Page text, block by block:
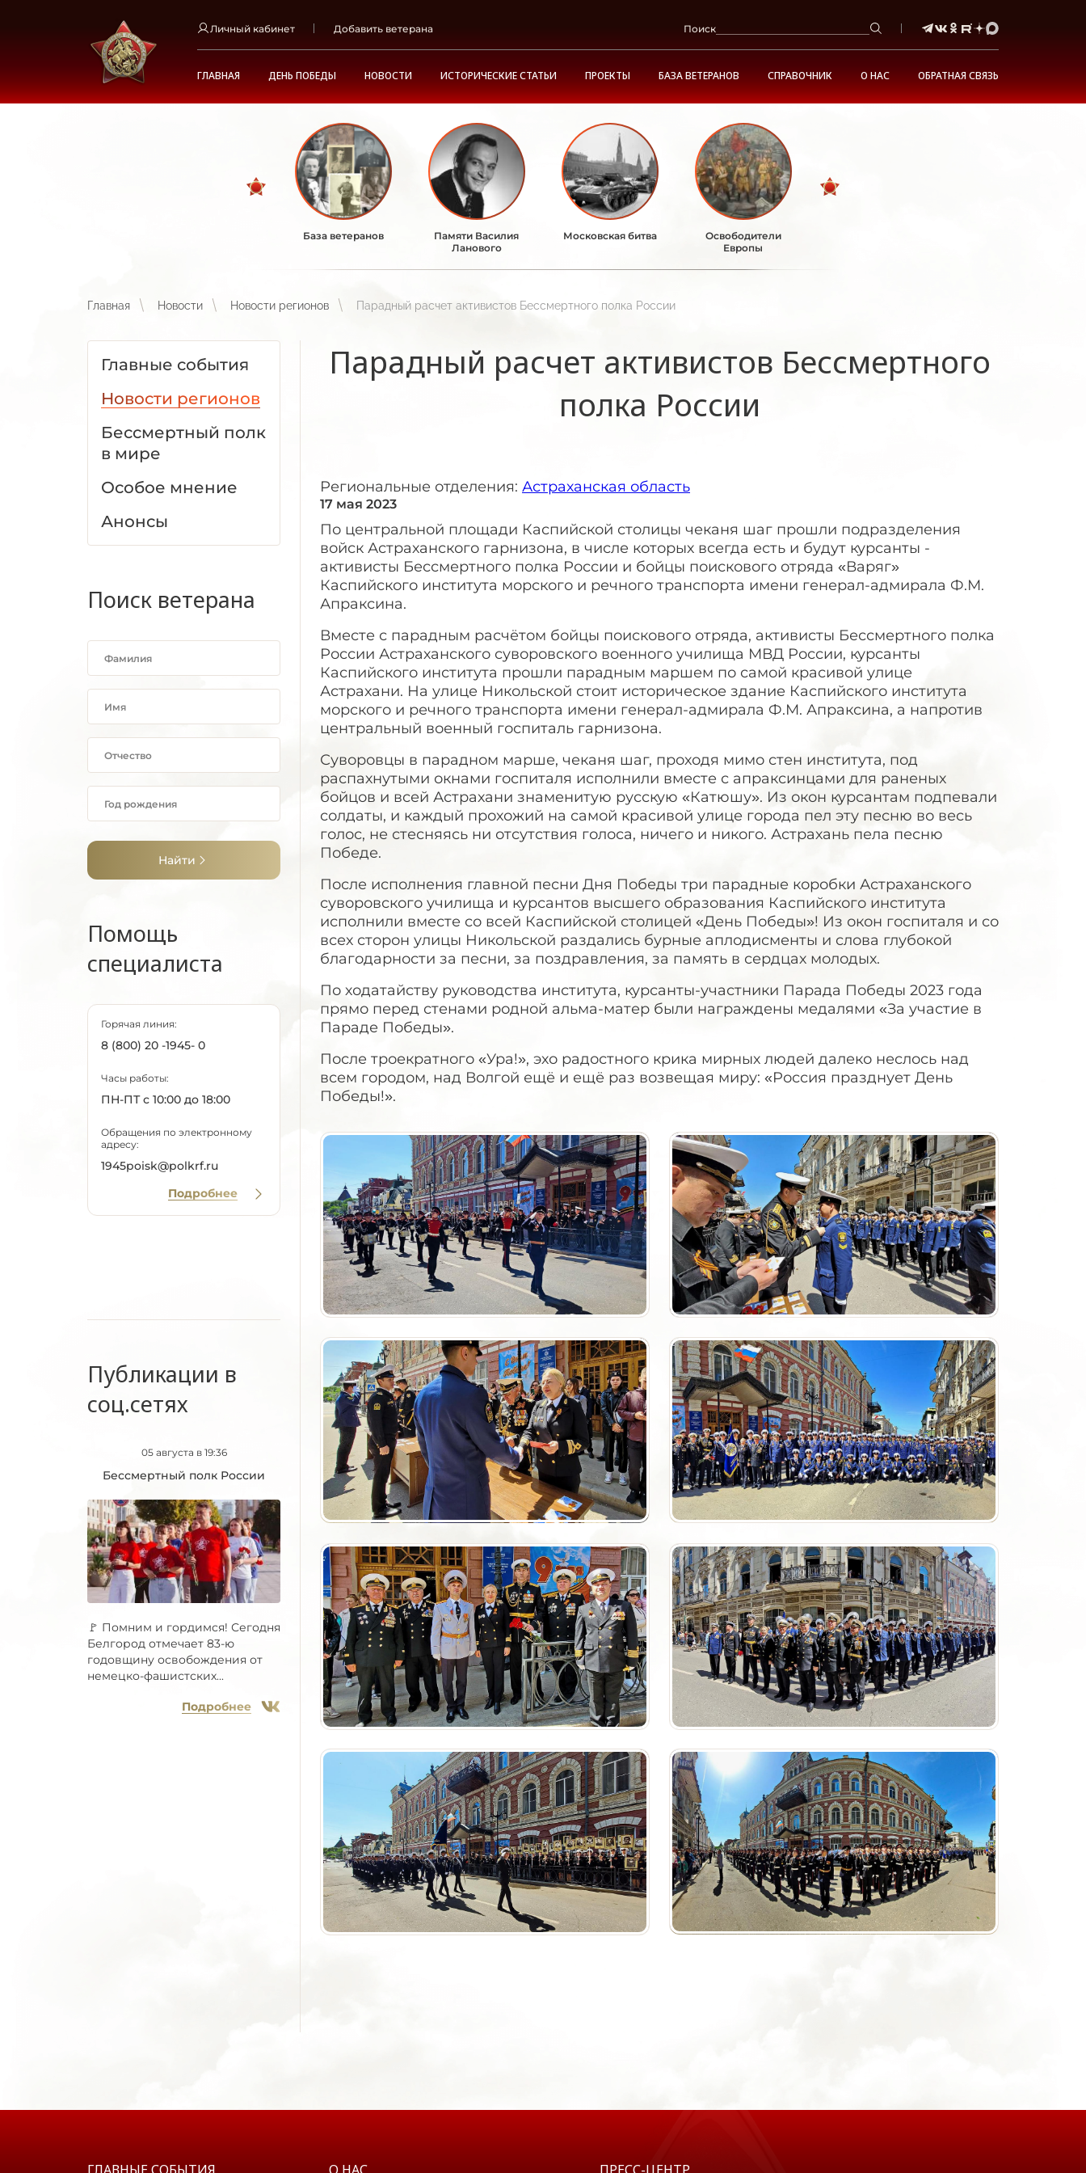
Личный кабинет Добавить ветерана Поиск
ГЛАВНАЯ ДЕНЬ ПОБЕДЫ НОВОСТИ ИСТОРИЧЕСКИЕ СТАТЬИ ПРОЕКТЫ БАЗА ВЕТЕРАНОВ СПРАВОЧНИК О НАС ОБРАТНАЯ СВЯЗЬ
База ветеранов
Памяти Василия
Ланового
Московская битва
Освободители
Европы
Главная Новости Новости регионов Парадный расчет активистов Бессмертного полка России
Главные события
Новости регионов
Бессмертный полк
в мире
Особое мнение
Анонсы
Поиск ветерана
Найти
Помощь
специалиста
Горячая линия:
8 (800) 20 -1945- 0
Часы работы:
ПН-ПТ с 10:00 до 18:00
Обращения по электронному
адресу:
1945poisk@polkrf.ru
Подробнее
Публикации в
соц.сетях
05 августа в 19:36
Бессмертный полк России
🚩 Помним и гордимся! Сегодня
Белгород отмечает 83-ю
годовщину освобождения от
немецко-фашистских...
Подробнее
Парадный расчет активистов Бессмертного
полка России
Региональные отделения: Астраханская область
17 мая 2023
По центральной площади Каспийской столицы чеканя шаг прошли подразделения
войск Астраханского гарнизона, в числе которых всегда есть и будут курсанты -
активисты Бессмертного полка России и бойцы поискового отряда «Варяг»
Каспийского института морского и речного транспорта имени генерал-адмирала Ф.М.
Апраксина.
Вместе с парадным расчётом бойцы поискового отряда, активисты Бессмертного полка
России Астраханского суворовского военного училища МВД России, курсанты
Каспийского института прошли парадным маршем по самой красивой улице
Астрахани. На улице Никольской стоит историческое здание Каспийского института
морского и речного транспорта имени генерал-адмирала Ф.М. Апраксина, а напротив
центральный военный госпиталь гарнизона.
Суворовцы в парадном марше, чеканя шаг, проходя мимо стен института, под
распахнутыми окнами госпиталя исполнили вместе с апраксинцами для раненых
бойцов и всей Астрахани знаменитую русскую «Катюшу». Из окон курсантам подпевали
солдаты, и каждый прохожий на самой красивой улице города пел эту песню во весь
голос, не стесняясь ни отсутствия голоса, ничего и никого. Астрахань пела песню
Победе.
После исполнения главной песни Дня Победы три парадные коробки Астраханского
суворовского училища и курсантов высшего образования Каспийского института
исполнили вместе со всей Каспийской столицей «День Победы»! Из окон госпиталя и со
всех сторон улицы Никольской раздались бурные аплодисменты и слова глубокой
благодарности за песни, за поздравления, за память в сердцах молодых.
По ходатайству руководства института, курсанты-участники Парада Победы 2023 года
прямо перед стенами родной альма-матер были награждены медалями «За участие в
Параде Победы».
После троекратного «Ура!», эхо радостного крика мирных людей далеко неслось над
всем городом, над Волгой ещё и ещё раз возвещая миру: «Россия празднует День
Победы!».